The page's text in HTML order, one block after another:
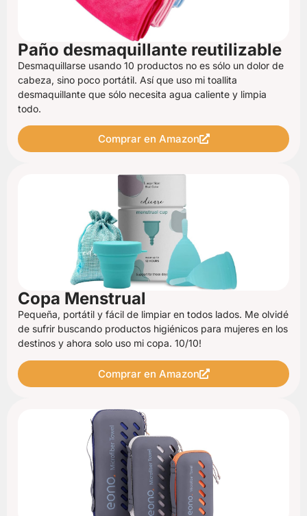
Paño desmaquillante reutilizable
Desmaquillarse usando 10 productos no es sólo un dolor de
cabeza, sino poco portátil. Así que uso mi toallita
desmaquillante que sólo necesita agua caliente y limpia
todo.
Comprar en Amazon
Copa Menstrual
Pequeña, portátil y fácil de limpiar en todos lados. Me olvidé
de sufrir buscando productos higiénicos para mujeres en los
destinos y ahora solo uso mi copa. 10/10!
Comprar en Amazon